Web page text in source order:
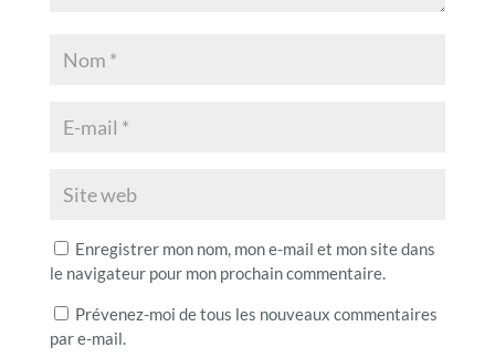
Enregistrer mon nom, mon e-mail et mon site dans
le navigateur pour mon prochain commentaire.
Prévenez-moi de tous les nouveaux commentaires
par e-mail.